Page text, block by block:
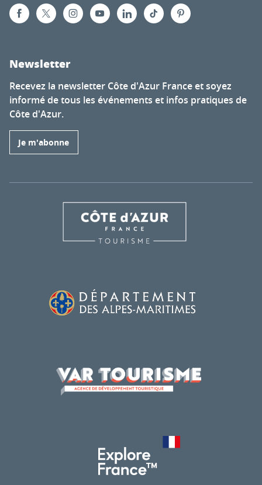
Newsletter
Recevez la newsletter Côte d'Azur France et soyez
informé de tous les événements et infos pratiques de
Côte d'Azur.
Je m'abonne